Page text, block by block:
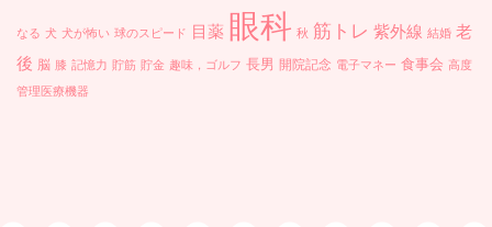
なる 犬 犬が怖い 球のスピード 目薬 眼科 秋 筋トレ 紫外線 結婚 老
後 脳 膝 記憶力 貯筋 貯金 趣味，ゴルフ 長男 開院記念 電子マネー 食事会 高度
管理医療機器